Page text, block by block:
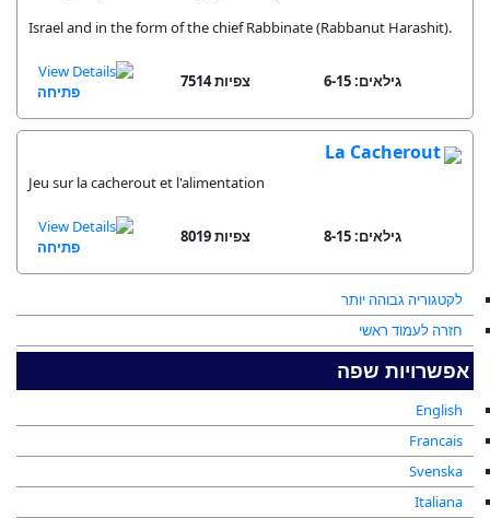
לקטגוריה גבוהה יותר
חזרה לעמוד ראשי
Israel and in the form of the chief Rabbinate (Rabbanut Harashit).
גילאים: 6-15 7514 צפיות
פתיחה
La Cacherout
Jeu sur la cacherout et l'alimentation
גילאים: 8-15 8019 צפיות
פתיחה
אפשרויות שפה
English
Francais
Svenska
Italiana